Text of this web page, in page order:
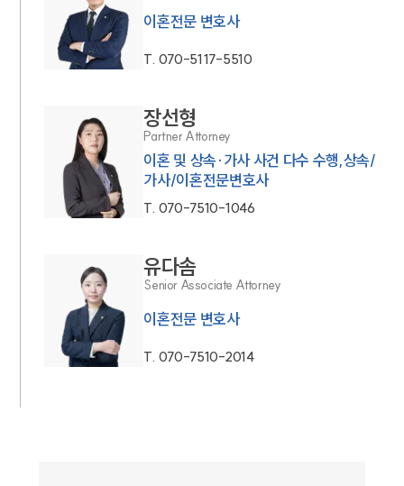
이혼전문 변호사
T. 070-5117-5510
장선형
Partner Attorney
이혼 및 상속·가사 사건 다수 수행,상속/
가사/이혼전문변호사
T. 070-7510-1046
유다솜
Senior Associate Attorney
이혼전문 변호사
T. 070-7510-2014